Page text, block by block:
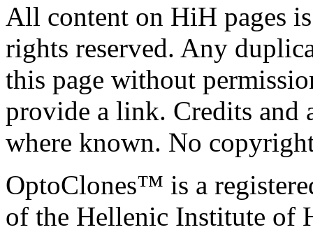
All content on HiH pages
rights reserved. Any
this page without
provide a link. Credits and
where known. No
OptoClones™ is a
of the Hellenic Institute of